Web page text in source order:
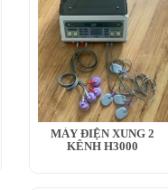
MÁY ĐIỆN XUNG 2
KÊNH H3000